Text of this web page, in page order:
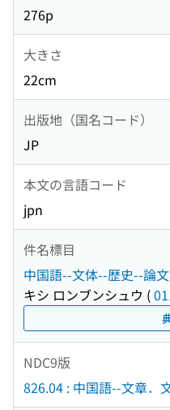
276p
大きさ
22cm
出版地（国名コード）
JP
本文の言語コード
jpn
件名標目
中国語--文体--歴史--論
キシ ロンブンシュウ (
NDC9版
826.04 : 中国語--文章．